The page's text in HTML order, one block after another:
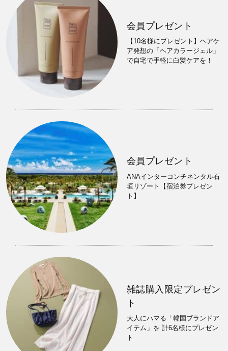
会員プレゼント
【10名様にプレゼント】ヘアケ
ア発想の「ヘアカラージェル」
で自宅で手軽に白髪ケアを！
会員プレゼント
ANAインターコンチネンタル石
垣リゾート【宿泊券プレゼン
ト】
雑誌購入限定プレゼン
ト
大人にハマる「韓国ブランドア
イテム」を 計6名様にプレゼン
ト